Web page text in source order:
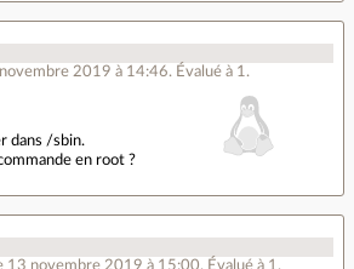
2019 à 14:46. Évalué à 1 .
dans /sbin.
en root ?
13 novembre 2019 à 15:00. Évalué à 1 .